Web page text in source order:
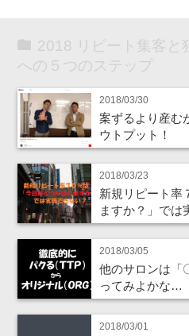
2018 リピート集客と
への５つのステップ
2018/03/30
案ずるより産む
ウトプット！
2018/03/23
新規リピート率
ますか？」では
2018/03/05
他のサロンは「
ってみよかな…
2018/03/01